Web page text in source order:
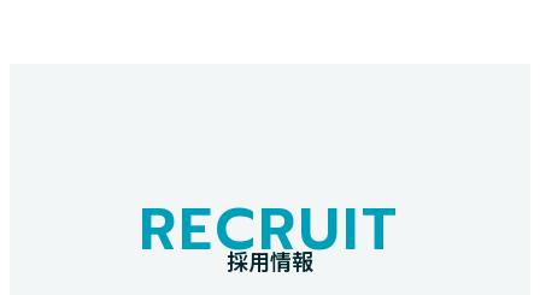
RECRUIT
採用情報